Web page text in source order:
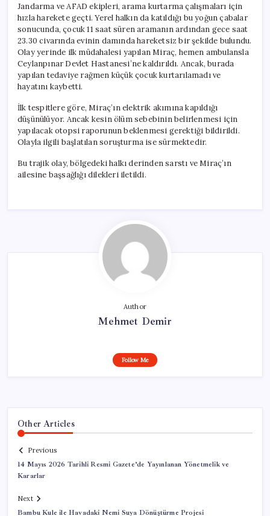
Jandarma ve AFAD ekipleri, arama kurtarma çalışmaları için
hızla harekete geçti. Yerel halkın da katıldığı bu yoğun çabalar
sonucunda, çocuk 11 saat süren aramanın ardından gece saat
23.30 civarında evinin damında hareketsiz bir şekilde bulundu.
Olay yerinde ilk müdahalesi yapılan Miraç, hemen ambulansla
Ceylanpınar Devlet Hastanesi’ne kaldırıldı. Ancak, burada
yapılan tedaviye rağmen küçük çocuk kurtarılamadı ve
hayatını kaybetti.
İlk tespitlere göre, Miraç’ın elektrik akımına kapıldığı
düşünülüyor. Ancak kesin ölüm sebebinin belirlenmesi için
yapılacak otopsi raporunun beklenmesi gerektiği bildirildi.
Olayla ilgili başlatılan soruşturma ise sürmektedir.
Bu trajik olay, bölgedeki halkı derinden sarstı ve Miraç’ın
ailesine başsağlığı dilekleri iletildi.
Author
Mehmet Demir
Follow Me
Other Articles
Previous
14 Mayıs 2026 Tarihli Resmi Gazete’de Yayınlanan Yönetmelik ve
Kararlar
Next
Bambu Kule ile Havadaki Nemi Suya Dönüştürme Projesi